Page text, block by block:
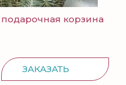
корзина
ЗАКАЗАТЬ